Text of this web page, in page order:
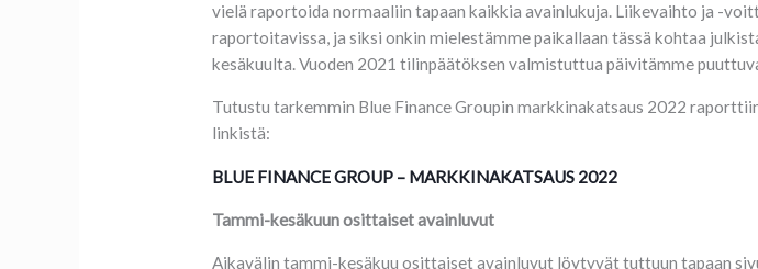
vielä raportoida normaaliin tapaan kaikkia avainlukuja. Liikevaihto ja -
raportoitavissa, ja siksi onkin mielestämme paikallaan tässä kohtaa
kesäkuulta. Vuoden 2021 tilinpäätöksen valmistuttua päivitämme
Tutustu tarkemmin Blue Finance Groupin markkinakatsaus 2022
linkistä:
BLUE FINANCE GROUP – MARKKINAKATSAUS 2022
Tammi-kesäkuun osittaiset avainluvut
Aikavälin tammi-kesäkuu osittaiset avainluvut löytyvät tuttuun tapaan